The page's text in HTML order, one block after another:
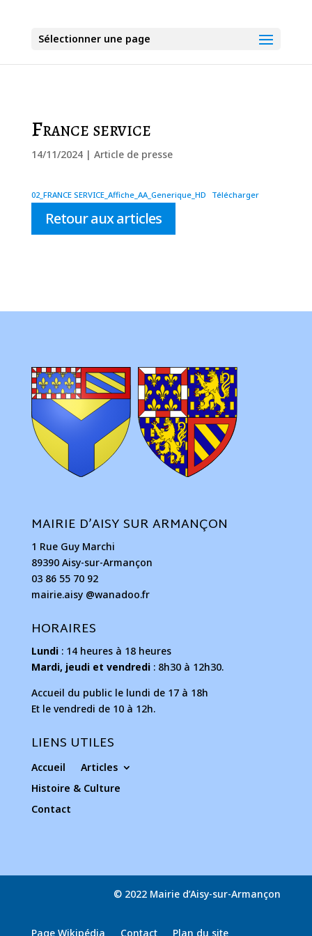
Sélectionner une page
France service
14/11/2024| Article de presse
02_FRANCE SERVICE_Affiche_AA_Generique_HD Télécharger
Retour aux articles
MAIRIE D’AISY SUR ARMANÇON
1 Rue Guy Marchi
89390 Aisy-sur-Armançon
03 86 55 70 92
mairie.aisy @wanadoo.fr
HORAIRES
Lundi: 14 heures à 18 heures
Mardi, jeudi et vendredi: 8h30 à 12h30.
Accueil du public le lundi de 17 à 18h
Et le vendredi de 10 à 12h.
LIENS UTILES
Accueil
Articles
Histoire & Culture
Contact
© 2022 Mairie d’Aisy-sur-Armançon
Page Wikipédia Contact Plan du site